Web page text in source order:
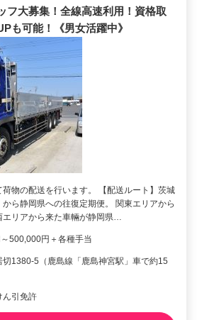
フ大募集！全線高速利用！資格取
も可能！《男女活躍中》
荷物の配送を行います。 【配送ルート】茨城
から静岡県への往復定期便。 関東エリアから
エリアから来た車輛が静岡県…
500,000円＋各種手当
切1380-5（鹿島線「鹿島神宮駅」車で約15
ん引免許